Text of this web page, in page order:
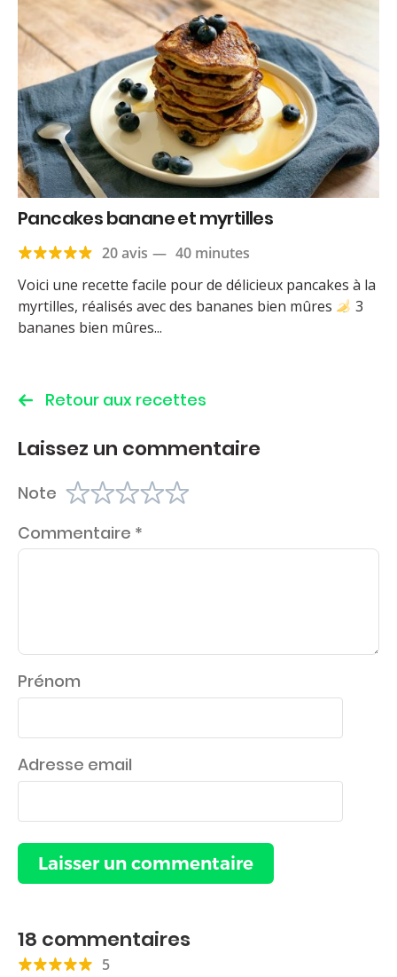
Pancakes banane et myrtilles
20 avis — 40 minutes
Voici une recette facile pour de délicieux pancakes à la
myrtilles, réalisés avec des bananes bien mûres
3
bananes bien mûres...
Retour aux recettes
Laissez un commentaire
Note
Commentaire *
Prénom
Adresse email
18 commentaires
5